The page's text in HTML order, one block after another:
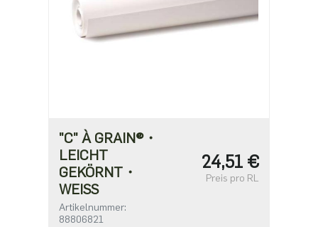
"C" À GRAIN®・
LEICHT
GEKÖRNT・
WEISS
Artikelnummer:
88806821
24,51 €
Preis pro RL